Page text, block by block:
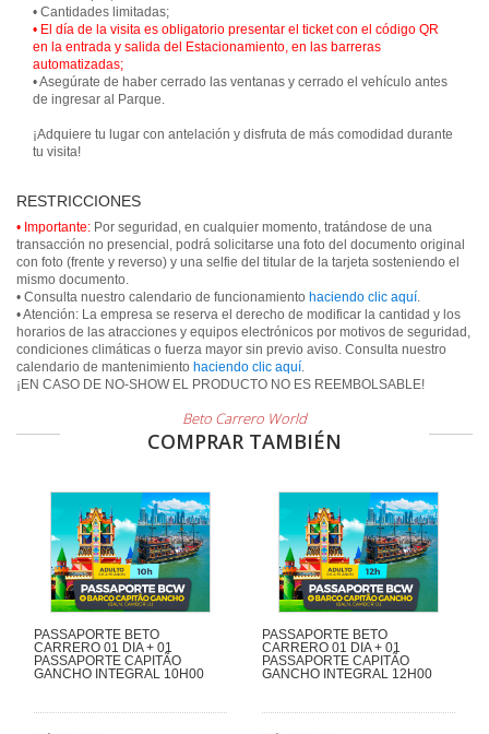
• El día de la visita es obligatorio presentar el ticket con el código QR
en la entrada y salida del Estacionamiento, en las barreras
automatizadas;
• Asegúrate de haber cerrado las ventanas y cerrado el vehículo antes
de ingresar al Parque.
¡Adquiere tu lugar con antelación y disfruta de más comodidad durante
tu visita!
RESTRICCIONES
• Importante: Por seguridad, en cualquier momento, tratándose de una
transacción no presencial, podrá solicitarse una foto del documento original
con foto (frente y reverso) y una selfie del titular de la tarjeta sosteniendo el
mismo documento.
• Consulta nuestro calendario de funcionamiento haciendo clic aquí.
• Atención: La empresa se reserva el derecho de modificar la cantidad y los
horarios de las atracciones y equipos electrónicos por motivos de seguridad,
condiciones climáticas o fuerza mayor sin previo aviso. Consulta nuestro
calendario de mantenimiento haciendo clic aquí.
¡EN CASO DE NO-SHOW EL PRODUCTO NO ES REEMBOLSABLE!
Beto Carrero World
COMPRAR TAMBIÉN
PASSAPORTE BETO
CARRERO 01 DIA + 01
PASSAPORTE CAPITÃO
GANCHO INTEGRAL 10H00
PASSAPORTE BETO
CARRERO 01 DIA + 01
PASSAPORTE CAPITÃO
GANCHO INTEGRAL 12H00